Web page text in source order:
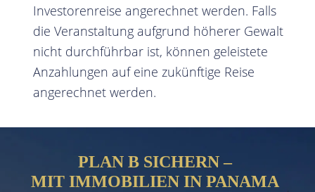
Investorenreise angerechnet werden. Falls
die Veranstaltung aufgrund höherer Gewalt
nicht durchführbar ist, können geleistete
Anzahlungen auf eine zukünftige Reise
angerechnet werden.
PLAN B SICHERN –
MIT IMMOBILIEN IN PANAMA